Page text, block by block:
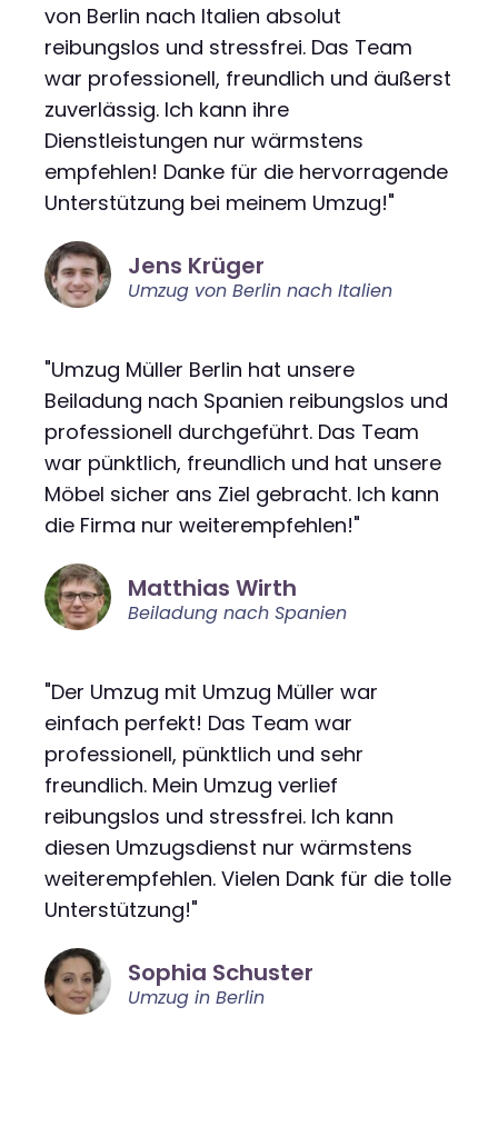
von Berlin nach Italien absolut
reibungslos und stressfrei. Das Team
war professionell, freundlich und äußerst
zuverlässig. Ich kann ihre
Dienstleistungen nur wärmstens
empfehlen! Danke für die hervorragende
Unterstützung bei meinem Umzug!"
Jens Krüger
Umzug von Berlin nach Italien
"Umzug Müller Berlin hat unsere
Beiladung nach Spanien reibungslos und
professionell durchgeführt. Das Team
war pünktlich, freundlich und hat unsere
Möbel sicher ans Ziel gebracht. Ich kann
die Firma nur weiterempfehlen!"
Matthias Wirth
Beiladung nach Spanien
"Der Umzug mit Umzug Müller war
einfach perfekt! Das Team war
professionell, pünktlich und sehr
freundlich. Mein Umzug verlief
reibungslos und stressfrei. Ich kann
diesen Umzugsdienst nur wärmstens
weiterempfehlen. Vielen Dank für die tolle
Unterstützung!"
Sophia Schuster
Umzug in Berlin